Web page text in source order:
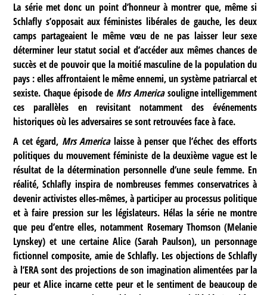
La série met donc un point d’honneur à montrer que, même si
Schlafly s’opposait aux féministes libérales de gauche, les deux
camps partageaient le même vœu de ne pas laisser leur sexe
déterminer leur statut social et d’accéder aux mêmes chances de
succès et de pouvoir que la moitié masculine de la population du
pays : elles affrontaient le même ennemi, un système patriarcal et
sexiste. Chaque épisode de Mrs Americasouligne intelligemment
ces parallèles en revisitant notamment des événements
historiques où les adversaires se sont retrouvées face à face.
A cet égard, Mrs Americalaisse à penser que l’échec des efforts
politiques du mouvement féministe de la deuxième vague est le
résultat de la détermination personnelle d’une seule femme. En
réalité, Schlafly inspira de nombreuses femmes conservatrices à
devenir activistes elles-mêmes, à participer au processus politique
et à faire pression sur les législateurs. Hélas la série ne montre
que peu d’entre elles, notamment Rosemary Thomson (Melanie
Lynskey) et une certaine Alice (Sarah Paulson), un personnage
fictionnel composite, amie de Schlafly. Les objections de Schlafly
à l’ERA sont des projections de son imagination alimentées par la
peur et Alice incarne cette peur et le sentiment de beaucoup de